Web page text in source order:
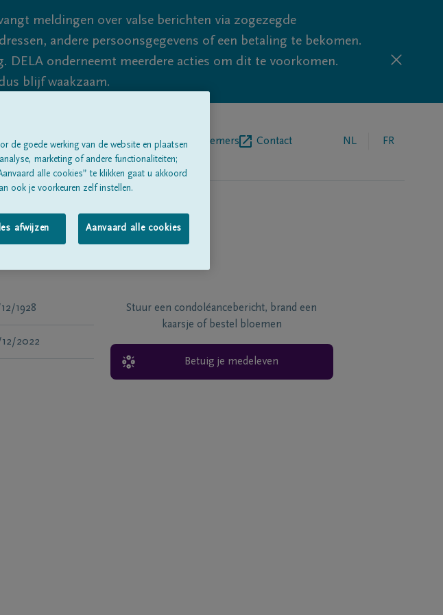
meldingen over valse berichten via zogezegde
andere persoonsgegevens of een betaling te bekomen.
onderneemt meerdere acties om dit te voorkomen.
blijf waakzaam.
rouwberichtenOver onsBegrafenisondernemers Contact NL FR
1928
12/2022
Stuur een condoléancebericht, brand een
kaarsje of bestel bloemen
Betuig je medeleven
de goede werking van de website en plaatsen
marketing of andere functionaliteiten;
alle cookies” te klikken gaat u akkoord
ook je voorkeuren zelf instellen.
afwijzen Aanvaard alle cookies